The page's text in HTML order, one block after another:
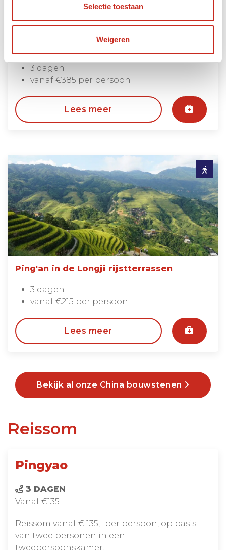
Selectie toestaan
Weigeren
3 dagen
vanaf €385 per persoon
Lees meer
Ping'an in de Longji rijstterrassen
3 dagen
vanaf €215 per persoon
Lees meer
Bekijk al onze China bouwstenen
Reissom
Pingyao
3 DAGEN
Vanaf €135
Reissom vanaf € 135,- per persoon, op basis
van twee personen in een
tweepersoonskamer.